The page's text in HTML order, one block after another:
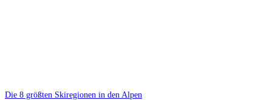
Die 8 größten Skiregionen in den Alpen